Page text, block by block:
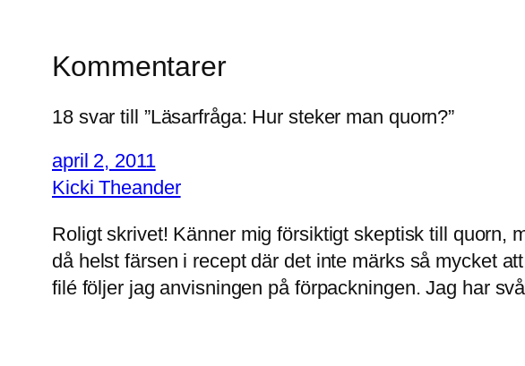
Kommentarer
18 svar till ”Läsarfråga: Hur steker man quorn?”
april 2, 2011
Kicki Theander
Roligt skrivet! Känner mig försiktigt skeptisk till quorn,
då helst färsen i recept där det inte märks så mycket
filé följer jag anvisningen på förpackningen. Jag har